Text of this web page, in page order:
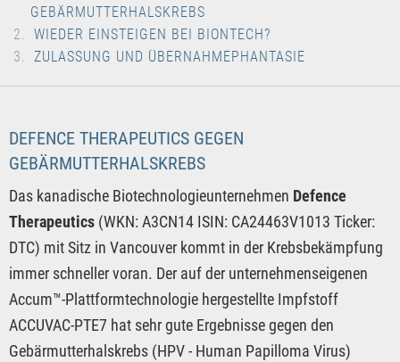
GEBÄRMUTTERHALSKREBS
WIEDER EINSTEIGEN BEI BIONTECH?
ZULASSUNG UND ÜBERNAHMEPHANTASIE
DEFENCE THERAPEUTICS GEGEN
GEBÄRMUTTERHALSKREBS
Das kanadische Biotechnologieunternehmen Defence
Therapeutics (WKN: A3CN14 ISIN: CA24463V1013 Ticker:
DTC) mit Sitz in Vancouver kommt in der Krebsbekämpfung
immer schneller voran. Der auf der unternehmenseigenen
Accum™-Plattformtechnologie hergestellte Impfstoff
ACCUVAC-PTE7 hat sehr gute Ergebnisse gegen den
Gebärmutterhalskrebs (HPV - Human Papilloma Virus)